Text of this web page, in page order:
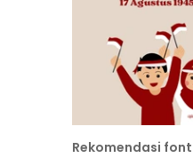
Rekomendasi